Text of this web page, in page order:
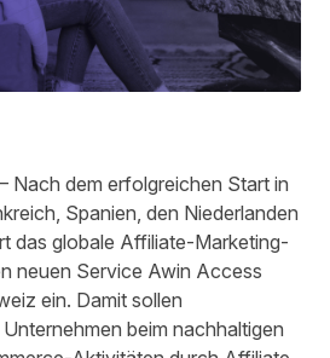
– Nach dem erfolgreichen Start in
Spanien, den Niederlanden
das globale Affiliate-Marketing-
neuen Service Awin Access
ein. Damit sollen
beim nachhaltigen